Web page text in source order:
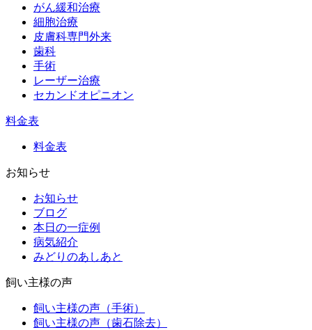
がん緩和治療
細胞治療
皮膚科専門外来
歯科
手術
レーザー治療
セカンドオピニオン
料金表
料金表
お知らせ
お知らせ
ブログ
本日の一症例
病気紹介
みどりのあしあと
飼い主様の声
飼い主様の声（手術）
飼い主様の声（歯石除去）